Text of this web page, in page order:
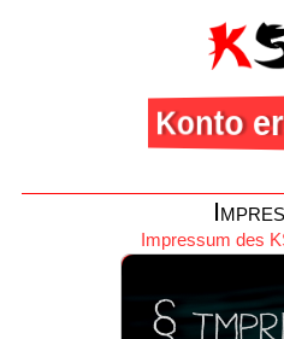
Konto
Impressum des